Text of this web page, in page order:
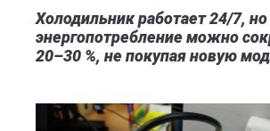
Холодильник работает 24/7, но
энергопотребление можно
20–30 %, не покупая новую